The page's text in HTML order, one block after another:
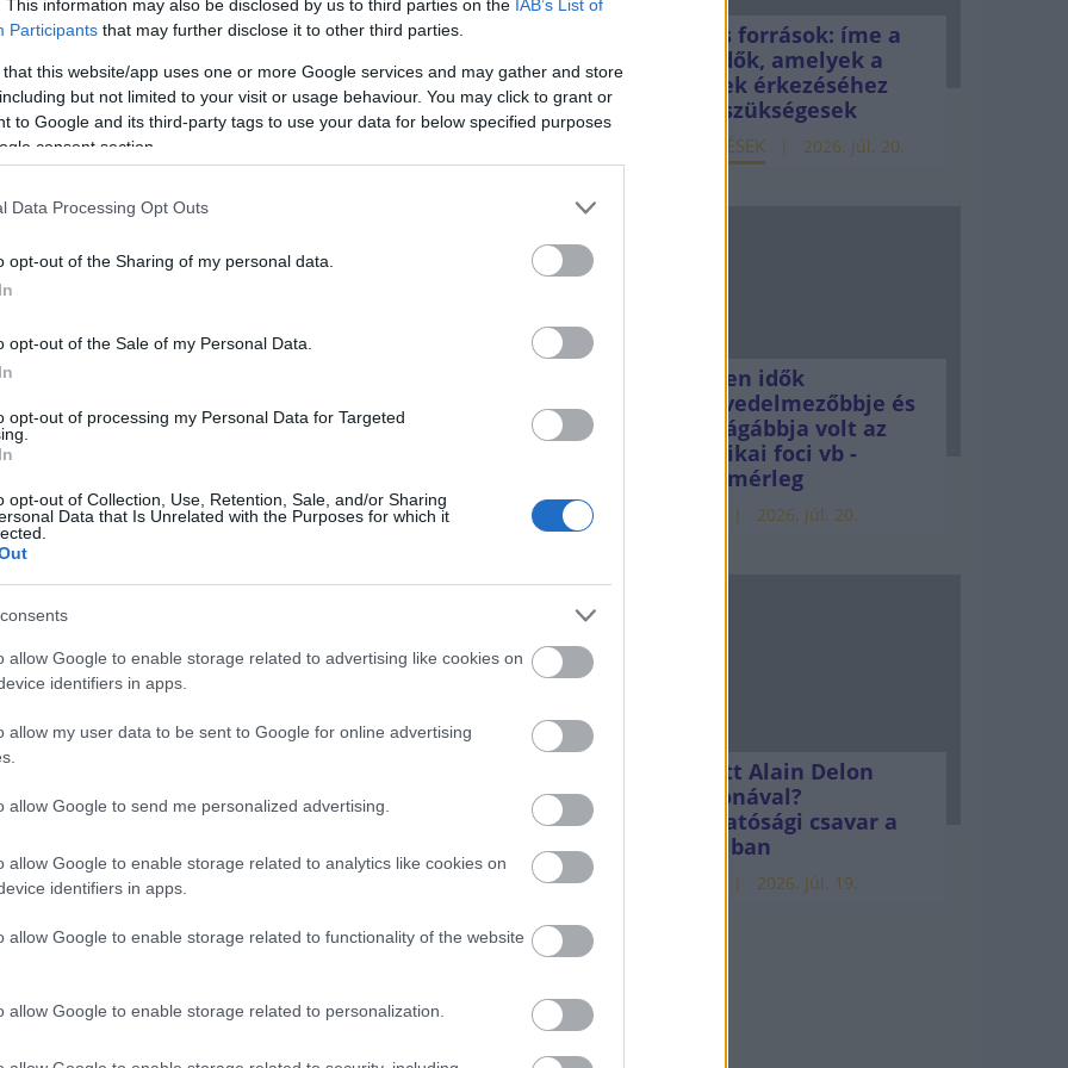
This information may also be disclosed by us to third parties on the IAB’s List of
Participants that may further disclose it to other third parties.
that this website/app uses one or more Google services and may gather and store
but not limited to your visit or usage behaviour. You may click to grant or
to Google and its third-party tags to use your data for below specified purposes
consent section.
Data Processing Opt Outs
opt-out of the Sharing of my personal data.
opt-out of the Sale of my Personal Data.
opt-out of processing my Personal Data for Targeted
opt-out of Collection, Use, Retention, Sale, and/or Sharing
Data that Is Unrelated with the Purposes for which it
allow Google to enable storage related to advertising like cookies on
identifiers in apps.
allow my user data to be sent to Google for online advertising
allow Google to send me personalized advertising.
allow Google to enable storage related to analytics like cookies on
identifiers in apps.
allow Google to enable storage related to functionality of the website
allow Google to enable storage related to personalization.
két ügyben is külföldi
fordult.
korhatárra való tekintet nélkül megtekinthető
a Katicabogár és Fekete Macska kalandjai sorozat
részét május 20-án 13 óra 19 perctől, azonban a
szerint a műsorszám a III. korhatár-kategóriába
módjára tekintettel.
értesítette a joghatósággal rendelkező spanyol
vélelmezett jogsértésről, egyúttal felkérte a szükséges
horrorfilmet június 21-én 22 órakor sugározta a
éven aluliak számára nem megfelelő
a hatósági ellenőrzés azonban azt állapította
az V. korhatár-kategóriába tartozónak
nyelvezet miatt.
NMHH értesítette a román társhatóságot a
egyúttal felkérte a szükséges intézkedések
médiaszolgáltatást végző médiaszolgáltatók a
kötelesek adatokat szolgáltatni a Médiatanács
Uniós források: íme a
teendők, amelyek a
pénzek érkezéséhez
még szükségesek
ELEMZÉSEK 2026. júl. 20.
Minden idők
legjövedelmezőbbje és
legdrágábbja volt az
amerikai foci vb -
gyorsmérleg
2026. júl. 20.
Mi lett Alain Delon
vagyonával?
Adóhatósági csavar a
sztoriban
2026. júl. 19.